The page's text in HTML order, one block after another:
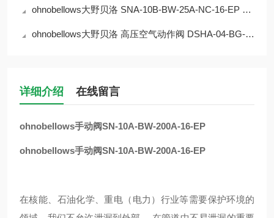
ohnobellows大野贝洛 SNA-10B-BW-25A-NC-16-EP 手动阀
ohnobellows大野贝洛 高压空气动作阀 DSHA-04-BG-NC-316L-EP 华北
详细介绍 在线留言
ohnobellows手动阀SN-10A-BW-200A-16-EP
ohnobellows手动阀SN-10A-BW-200A-16-EP
在核能、石油化学、重电（电力）行业等需要保护环境的